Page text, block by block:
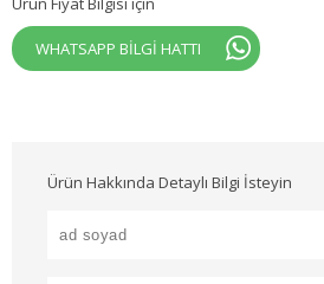
WHATSAPP BİLGİ HATTI
Ürün Hakkında Detaylı Bilgi İsteyin